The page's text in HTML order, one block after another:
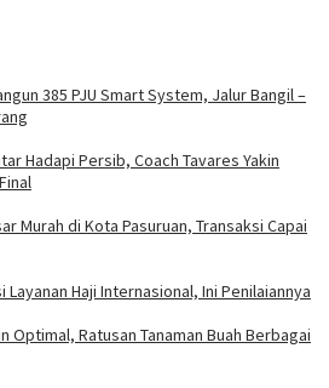
385 PJU Smart System, Jalur Bangil –
Hadapi Persib, Coach Tavares Yakin
Murah di Kota Pasuruan, Transaksi Capai
Layanan Haji Internasional, Ini Penilaiannya
Optimal, Ratusan Tanaman Buah Berbagai